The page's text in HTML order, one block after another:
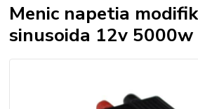
Menic napetia
sinusoida 12v 5000w